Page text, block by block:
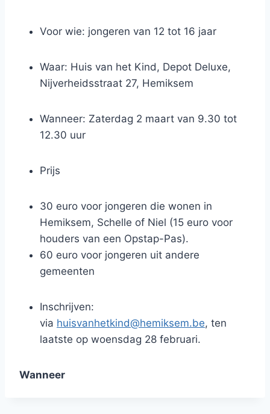
Voor wie: jongeren van 12 tot 16 jaar
Waar: Huis van het Kind, Depot Deluxe,
Nijverheidsstraat 27, Hemiksem
Wanneer: Zaterdag 2 maart van 9.30 tot
12.30 uur
Prijs
30 euro voor jongeren die wonen in
Hemiksem, Schelle of Niel (15 euro voor
houders van een Opstap-Pas).
60 euro voor jongeren uit andere
gemeenten
Inschrijven:
via huisvanhetkind@hemiksem.be, ten
laatste op woensdag 28 februari.
Wanneer